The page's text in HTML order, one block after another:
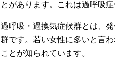
とがあります。これは過呼吸
過呼吸・過換気症候群とは、
群です。若い女性に多いと言
ことが知られています。